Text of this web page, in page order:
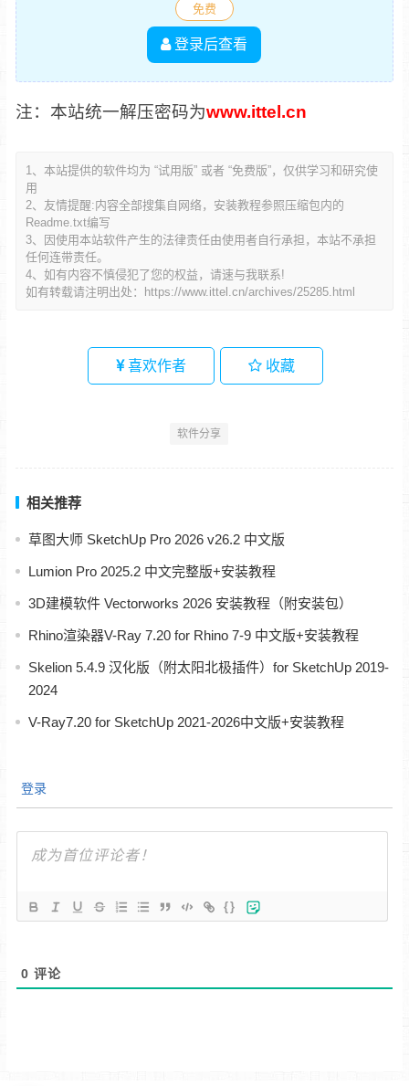
免费
登录后查看
注：本站统一解压密码为www.ittel.cn
1、本站提供的软件均为 “试用版” 或者 “免费版”，仅供学习和研究使
用
2、友情提醒:内容全部搜集自网络，安装教程参照压缩包内的
Readme.txt编写
3、因使用本站软件产生的法律责任由使用者自行承担，本站不承担
任何连带责任。
4、如有内容不慎侵犯了您的权益，请速与我联系!
如有转载请注明出处： https://www.ittel.cn/archives/25285.html
喜欢作者 收藏
软件分享
相关推荐
草图大师 SketchUp Pro 2026 v26.2 中文版
Lumion Pro 2025.2 中文完整版+安装教程
3D建模软件 Vectorworks 2026 安装教程（附安装包）
Rhino渲染器V-Ray 7.20 for Rhino 7-9 中文版+安装教程
Skelion 5.4.9 汉化版（附太阳北极插件）for SketchUp 2019-
2024
V-Ray7.20 for SketchUp 2021-2026中文版+安装教程
登录
{}
0 评论